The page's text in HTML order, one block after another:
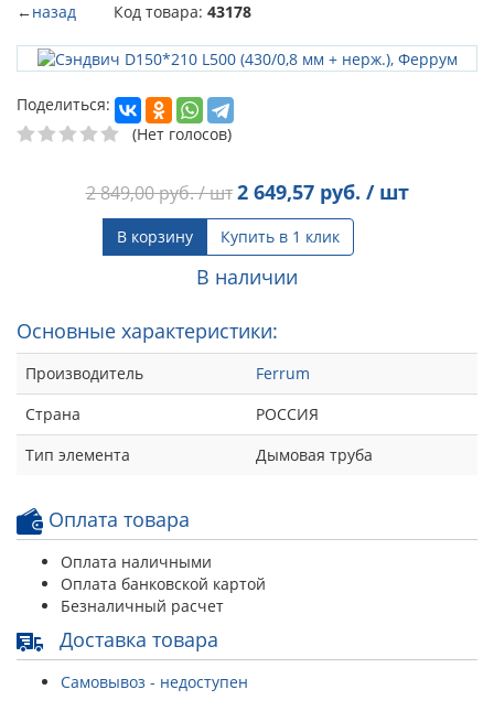
←назад Код товара: 43178
Поделиться:
(Нет голосов)
2 849,00руб. / шт 2 649,57руб. / шт
В корзину Купить в 1 клик
В наличии
Основные характеристики:
Производитель
Ferrum
Страна
РОССИЯ
Тип элемента
Дымовая труба
Оплата товара
Оплата наличными
Оплата банковской картой
Безналичный расчет
Доставка товара
Самовывоз - недоступен